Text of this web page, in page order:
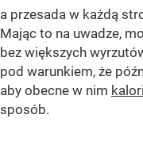
a przesada w każdą
Mając to na uwadze,
bez większych
pod warunkiem, że
aby obecne w nim
sposób.